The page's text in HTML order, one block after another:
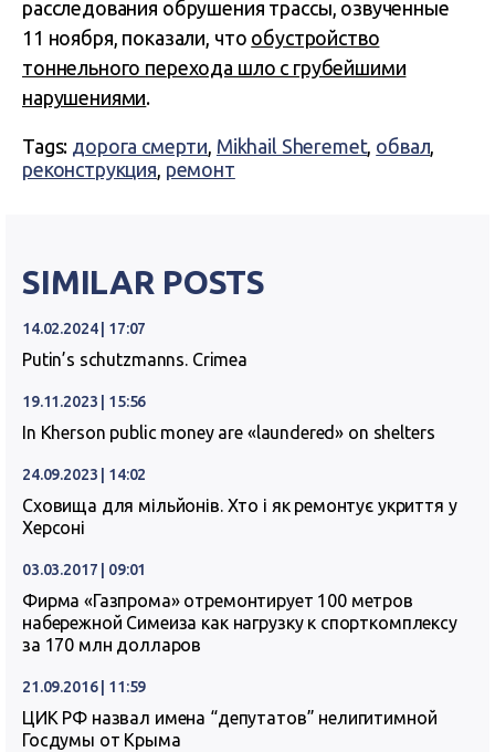
расследования обрушения трассы, озвученные
11 ноября, показали, что обустройство
тоннельного перехода шло с грубейшими
нарушениями.
Tags: дорога смерти, Mikhail Sheremet, обвал,
реконструкция, ремонт
SIMILAR POSTS
14.02.2024 | 17:07
Putin’s schutzmanns. Crimea
19.11.2023 | 15:56
In Kherson public money are «laundered» on shelters
24.09.2023 | 14:02
Сховища для мільйонів. Хто і як ремонтує укриття у
Херсоні
03.03.2017 | 09:01
Фирма «Газпрома» отремонтирует 100 метров
набережной Симеиза как нагрузку к спорткомплексу
за 170 млн долларов
21.09.2016 | 11:59
ЦИК РФ назвал имена “депутатов” нелигитимной
Госдумы от Крыма